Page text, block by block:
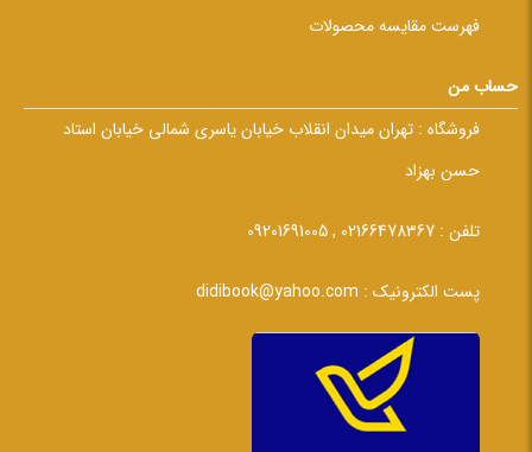
فهرست مقایسه محصولات
حساب من
فروشگاه : تهران میدان انقلاب خیابان یاسری شمالی خیابان استاد
حسن بهزاد
تلفن : 02166478367 , 09201691005
پست الکترونیک : didibook@yahoo.com